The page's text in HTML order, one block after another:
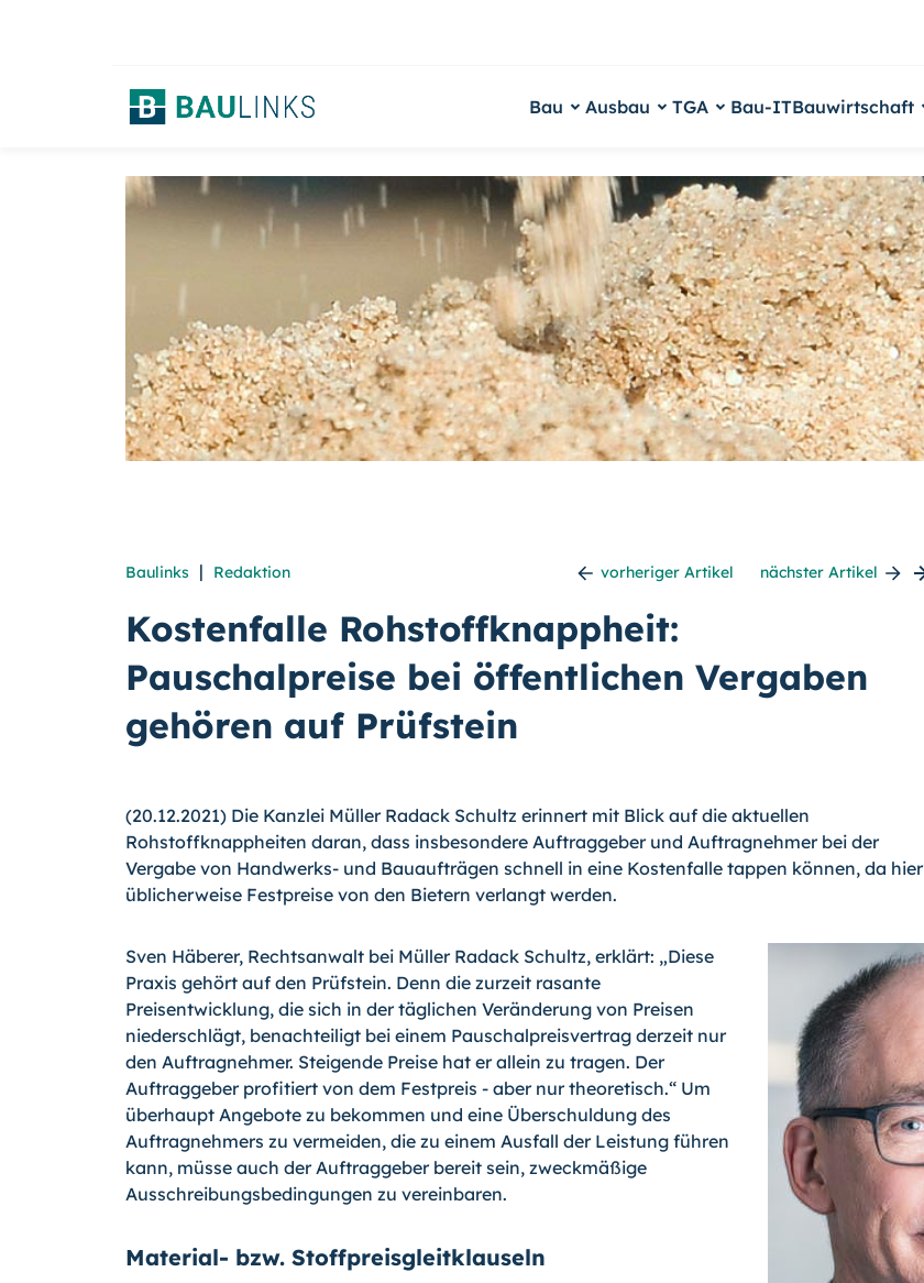
Bau Ausbau TGA Bau-ITBauwirtschaft
Baulinks | Redaktion vorheriger Artikel nächster Artikel
Kostenfalle Rohstoffknappheit:
Pauschalpreise bei öffentlichen Vergaben
gehören auf Prüfstein
(20.12.2021) Die Kanzlei Müller Radack Schultz erinnert mit Blick auf die aktuellen
Rohstoffknappheiten daran, dass insbesondere Auftraggeber und Auftragnehmer bei der
Vergabe von Handwerks- und Bauaufträgen schnell in eine Kostenfalle tappen können, da hier
üblicherweise Festpreise von den Bietern verlangt werden.
Sven Häberer, Rechtsanwalt bei Müller Radack Schultz, erklärt: „Diese
Praxis gehört auf den Prüfstein. Denn die zurzeit rasante
Preisentwicklung, die sich in der täglichen Veränderung von Preisen
niederschlägt, benachteiligt bei einem Pauschalpreisvertrag derzeit nur
den Auftragnehmer. Steigende Preise hat er allein zu tragen. Der
Auftraggeber profitiert von dem Festpreis - aber nur theoretisch.“ Um
überhaupt Angebote zu bekommen und eine Überschuldung des
Auftragnehmers zu vermeiden, die zu einem Ausfall der Leistung führen
kann, müsse auch der Auftraggeber bereit sein, zweckmäßige
Ausschreibungsbedingungen zu vereinbaren.
Material- bzw. Stoffpreisgleitklauseln